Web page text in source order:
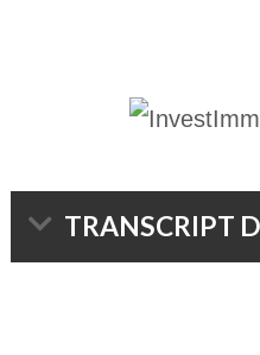
TRANSCRIPT